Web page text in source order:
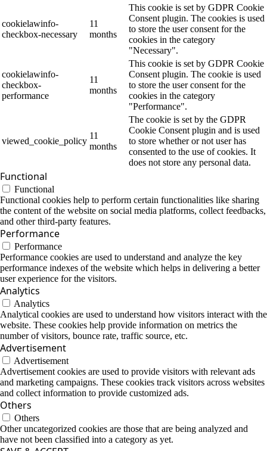
cookielawinfo-
checkbox-necessary
11
months
This cookie is set by GDPR Cookie
Consent plugin. The cookies is used
to store the user consent for the
cookies in the category
"Necessary".
cookielawinfo-
checkbox-
performance
11
months
This cookie is set by GDPR Cookie
Consent plugin. The cookie is used
to store the user consent for the
cookies in the category
"Performance".
viewed_cookie_policy
11
months
The cookie is set by the GDPR
Cookie Consent plugin and is used
to store whether or not user has
consented to the use of cookies. It
does not store any personal data.
Functional
Functional
Functional cookies help to perform certain functionalities like sharing
the content of the website on social media platforms, collect feedbacks,
and other third-party features.
Performance
Performance
Performance cookies are used to understand and analyze the key
performance indexes of the website which helps in delivering a better
user experience for the visitors.
Analytics
Analytics
Analytical cookies are used to understand how visitors interact with the
website. These cookies help provide information on metrics the
number of visitors, bounce rate, traffic source, etc.
Advertisement
Advertisement
Advertisement cookies are used to provide visitors with relevant ads
and marketing campaigns. These cookies track visitors across websites
and collect information to provide customized ads.
Others
Others
Other uncategorized cookies are those that are being analyzed and
have not been classified into a category as yet.